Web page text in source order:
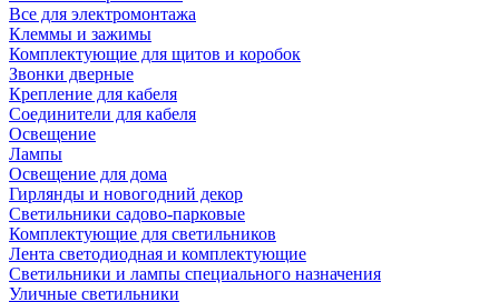
Все для электромонтажа
Клеммы и зажимы
Комплектующие для щитов и коробок
Звонки дверные
Крепление для кабеля
Соединители для кабеля
Освещение
Лампы
Освещение для дома
Гирлянды и новогодний декор
Светильники садово-парковые
Комплектующие для светильников
Лента светодиодная и комплектующие
Светильники и лампы специального назначения
Уличные светильники